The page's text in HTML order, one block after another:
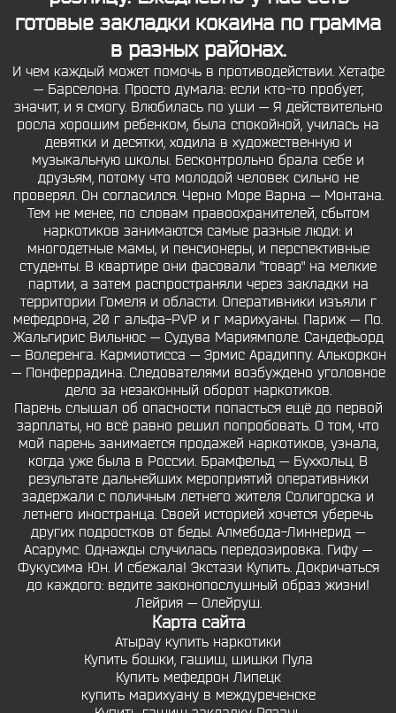
готовые закладки кокаина по грамма
в разных районах.
И чем каждый может помочь в противодействии. Хетафе
— Барселона. Просто думала: если кто-то пробует,
значит, и я смогу. Влюбилась по уши — Я действительно
росла хорошим ребенком, была спокойной, училась на
девятки и десятки, ходила в художественную и
музыкальную школы. Бесконтрольно брала себе и
друзьям, потому что молодой человек сильно не
проверял. Он согласился. Черно Море Варна — Монтана.
Тем не менее, по словам правоохранителей, сбытом
наркотиков занимаются самые разные люди: и
многодетные мамы, и пенсионеры, и перспективные
студенты. В квартире они фасовали "товар" на мелкие
партии, а затем распространяли через закладки на
территории Гомеля и области. Оперативники изъяли г
мефедрона, 20 г альфа-PVP и г марихуаны. Париж — По.
Жальгирис Вильнюс — Судува Мариямполе. Сандефьорд
— Волеренга. Кармиотисса — Эрмис Арадиппу. Алькоркон
— Понферрадина. Следователями возбуждено уголовное
дело за незаконный оборот наркотиков.
Парень слышал об опасности попасться ещё до первой
зарплаты, но всё равно решил попробовать. О том, что
мой парень занимается продажей наркотиков, узнала,
когда уже была в России. Брамфельд — Буххольц. В
результате дальнейших мероприятий оперативники
задержали с поличным летнего жителя Солигорска и
летнего иностранца. Своей историей хочется уберечь
других подростков от беды. Алмебода-Линнерид —
Асарумс. Однажды случилась передозировка. Гифу —
Фукусима Юн. И сбежала! Экстази Купить. Докричаться
до каждого: ведите законопослушный образ жизни!
Лейрия — Олейруш.
Карта сайта
Атырау купить наркотики
Купить бошки, гашиш, шишки Пула
Купить мефедрон Липецк
купить марихуану в междуреченске